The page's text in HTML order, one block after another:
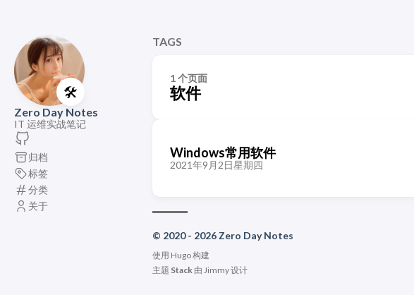
🛠️
Zero Day Notes
IT 运维实战笔记
归档
标签
分类
关于
TAGS
1 个页面
软件
Windows常用软件
2021年9月2日星期四
© 2020 - 2026 Zero Day Notes
使用 Hugo构建
主题 Stack由 Jimmy设计